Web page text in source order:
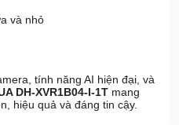
và nhỏ
tính năng AI hiện đại, và
DH-XVR1B04-I-1T mang
hiệu quả và đáng tin cậy.